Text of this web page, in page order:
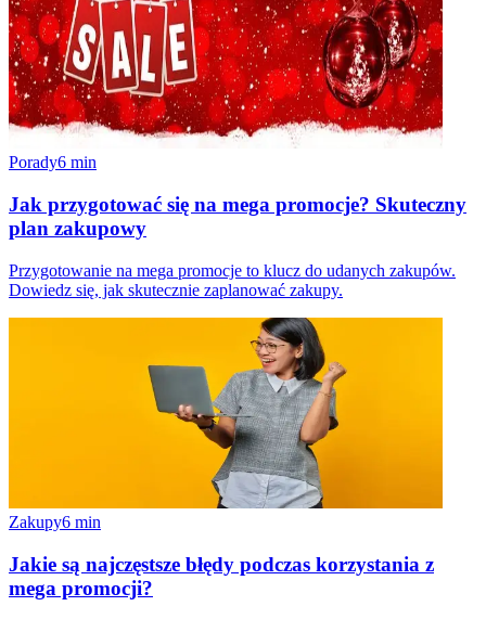
Porady6 min
Jak przygotować się na mega promocje? Skuteczny
plan zakupowy
Przygotowanie na mega promocje to klucz do udanych zakupów.
Dowiedz się, jak skutecznie zaplanować zakupy.
Zakupy6 min
Jakie są najczęstsze błędy podczas korzystania z
mega promocji?